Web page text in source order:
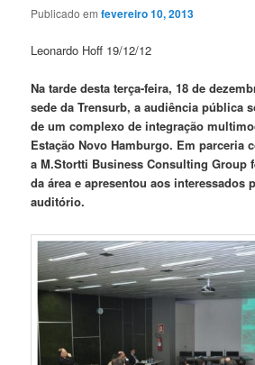
Publicado emfevereiro 10, 2013
Leonardo Hoff 19/12/12
Na tarde desta terça-feira, 18 de
sede da Trensurb, a audiência pública
de um complexo de integração
Estação Novo Hamburgo. Em parceria
a M.Stortti Business Consulting Group
da área e apresentou aos interessados
auditório.